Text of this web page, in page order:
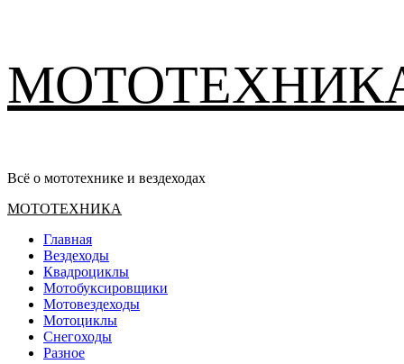
содержимому
Всё о мототехнике и вездеходах
Основное
МОТОТЕХНИКА
Главная
Вездеходы
Квадроциклы
Мотобуксировщики
Мотовездеходы
Мотоциклы
Снегоходы
Разное